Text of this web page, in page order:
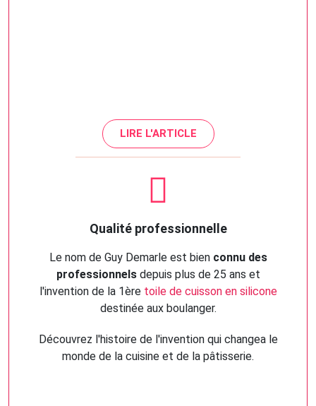
LIRE L'ARTICLE
Qualité professionnelle
Le nom de Guy Demarle est bien connu des
professionnelsdepuis plus de 25 ans et
l'invention de la 1èretoile de cuisson en silicone
destinée aux boulanger.
Découvrez l'histoire de l'invention qui changea le
monde de la cuisine et de la pâtisserie.